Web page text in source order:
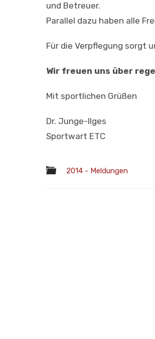
und Betreuer.
Parallel dazu haben alle
Für die Verpflegung sorgt
Wir freuen uns über
Mit sportlichen Grüßen
Dr. Junge-Ilges
Sportwart ETC
2014 - Meldungen